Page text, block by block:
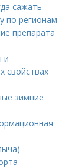
сажать
по регионам
препарата
и
свойствах
зимние